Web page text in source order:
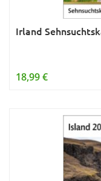
Irland
18,99 €